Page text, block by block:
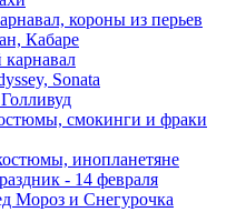
короны из перьев
Кабаре
Sonata
смокинги и фраки
инопланетяне
- 14 февраля
Мороз и Снегурочка